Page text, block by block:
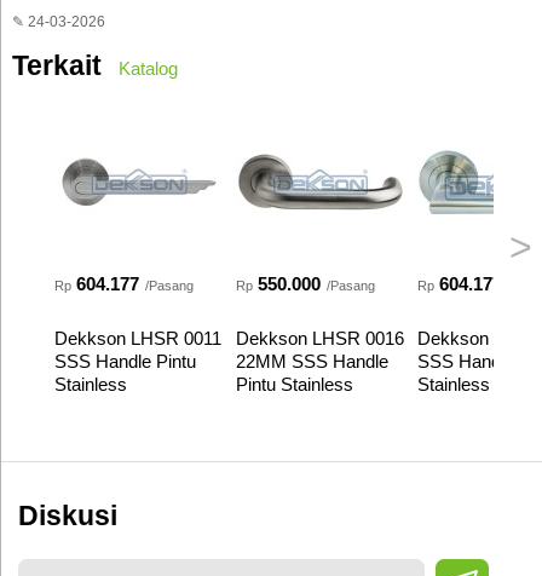
✎ 24-03-2026
Terkait Katalog
>
Rp 604.177 /Pasang
Dekkson LHSR 0011
SSS Handle Pintu
Stainless
Rp 550.000 /Pasang
Dekkson LHSR 0016
22MM SSS Handle
Pintu Stainless
Rp 604.177
Dekkson
SSS Handle
Stainless
Diskusi